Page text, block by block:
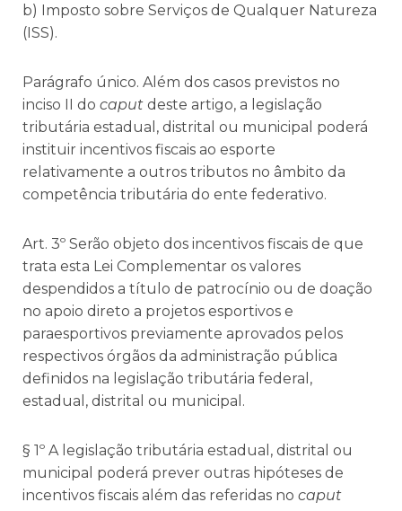
b) Imposto sobre Serviços de Qualquer Natureza
(ISS).
Parágrafo único. Além dos casos previstos no
inciso II do caput deste artigo, a legislação
tributária estadual, distrital ou municipal poderá
instituir incentivos fiscais ao esporte
relativamente a outros tributos no âmbito da
competência tributária do ente federativo.
Art. 3º Serão objeto dos incentivos fiscais de que
trata esta Lei Complementar os valores
despendidos a título de patrocínio ou de doação
no apoio direto a projetos esportivos e
paraesportivos previamente aprovados pelos
respectivos órgãos da administração pública
definidos na legislação tributária federal,
estadual, distrital ou municipal.
§ 1º A legislação tributária estadual, distrital ou
municipal poderá prever outras hipóteses de
incentivos fiscais além das referidas no caput